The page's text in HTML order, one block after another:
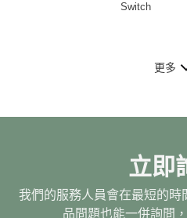
Switch
更多
立即
我們的服務人員會在最短的時
品問題也能一併詢問